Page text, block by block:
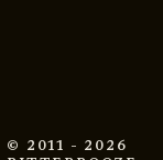
© 2011 - 2026